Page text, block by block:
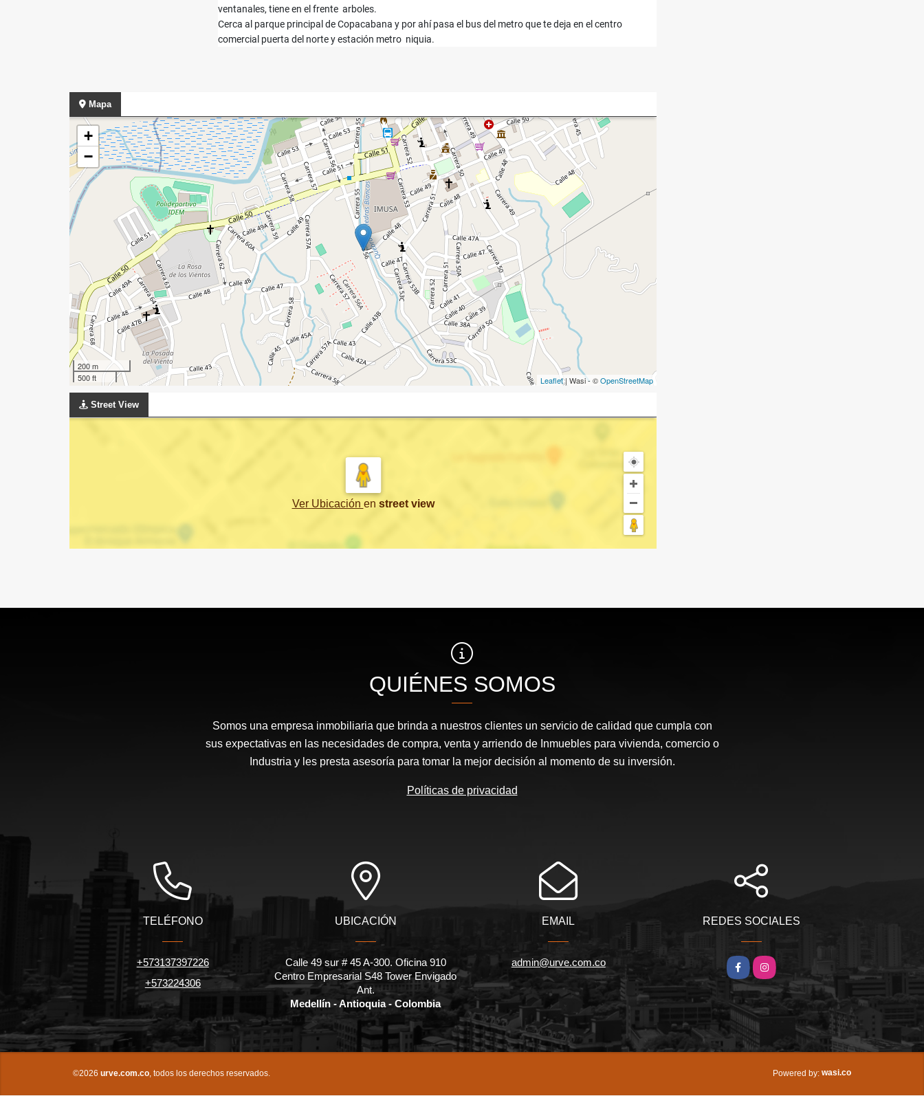
ventanales, tiene en el frente arboles.
Cerca al parque principal de Copacabana y por ahí pasa el bus del metro que te deja en el centro
comercial puerta del norte y estación metro niquia.
Mapa
+
−
200 m
500 ft
Leaflet| Wasi - ©OpenStreetMap
Street View
Ver Ubicación en street view
QUIÉNES SOMOS
Somos una empresa inmobiliaria que brinda a nuestros clientes un servicio de calidad que cumpla con
sus expectativas en las necesidades de compra, venta y arriendo de Inmuebles para vivienda, comercio o
Industria y les presta asesoría para tomar la mejor decisión al momento de su inversión.
Políticas de privacidad
TELÉFONO
+573137397226
+573224306
UBICACIÓN
Calle 49 sur # 45 A-300. Oficina 910
Centro Empresarial S48 Tower Envigado
Ant.
Medellín - Antioquia - Colombia
EMAIL
admin@urve.com.co
REDES SOCIALES
Facebook
Instagram
©2026 urve.com.co , todos los derechos reservados. Powered by: wasi.co